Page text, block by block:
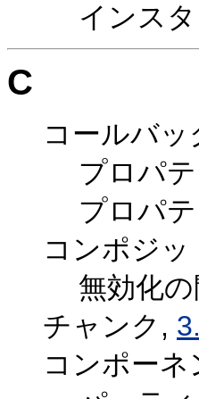
インス
C
コールバ
プロパ
プロパ
コンポジ
無効化
チャンク,
コンポーネ